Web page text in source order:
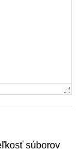
súborov